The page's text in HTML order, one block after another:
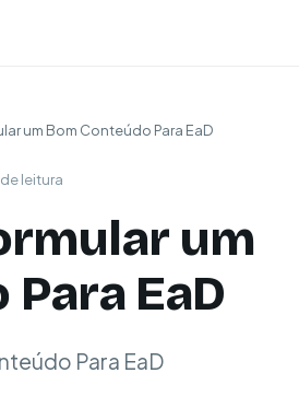
um Bom Conteúdo Para EaD
leitura
um
EaD
Para EaD